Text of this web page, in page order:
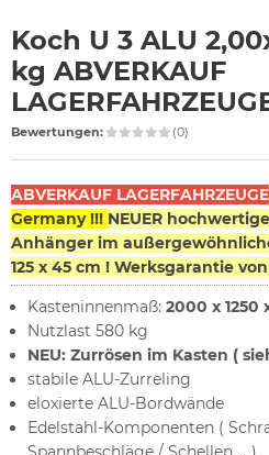
Koch U 3 ALU
kg ABVERKAUF
Bewertungen: (0)
ABVERKAUF LAGERFAHRZEUGE
Germany !!! NEUER
Anhänger im
125 x 45 cm ! Werksgarantie
Kasteninnenmaß: 2000 x 1250
Nutzlast 580 kg
NEU: Zurrösen im Kasten (
stabile ALU-Zurreling
eloxierte ALU-Bordwände
Edelstahl-Komponenten (